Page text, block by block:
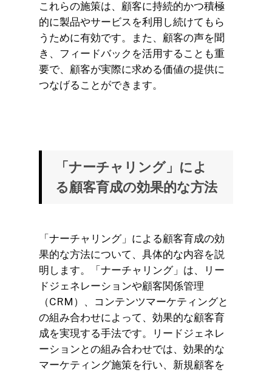
これらの施策は、顧客に持続的かつ積極
的に製品やサービスを利用し続けてもら
うために有効です。また、顧客の声を聞
き、フィードバックを活用することも重
要で、顧客が実際に求める価値の提供に
つなげることができます。
「ナーチャリング」によ
る顧客育成の効果的な方法
「ナーチャリング」による顧客育成の効
果的な方法について、具体的な内容を説
明します。「ナーチャリング」は、リー
ドジェネレーションや顧客関係管理
（CRM）、コンテンツマーケティングと
の組み合わせによって、効果的な顧客育
成を実現する手法です。リードジェネレ
ーションとの組み合わせでは、効果的な
マーケティング施策を行い、新規顧客を